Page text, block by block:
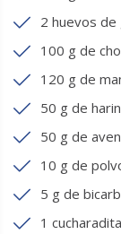
2 huevos de
100 g de
120 g de
50 g de
50 g de
10 g de
5 g de
1